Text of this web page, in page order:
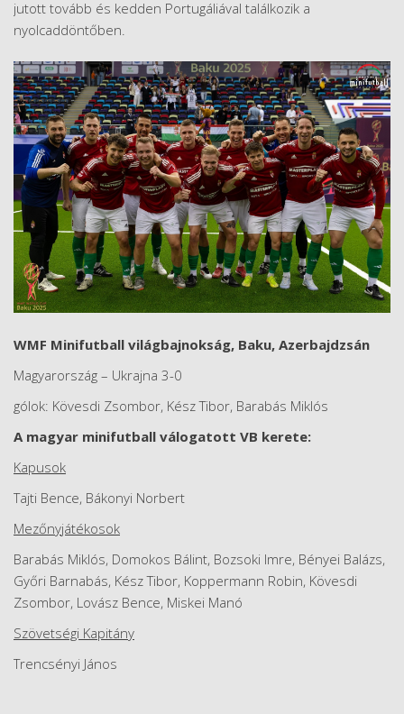
jutott tovább és kedden Portugáliával találkozik a
nyolcaddöntőben.
WMF Minifutball világbajnokság, Baku, Azerbajdzsán
Magyarország – Ukrajna 3-0
gólok: Kövesdi Zsombor, Kész Tibor, Barabás Miklós
A magyar minifutball válogatott VB kerete:
Kapusok
Tajti Bence, Bákonyi Norbert
Mezőnyjátékosok
Barabás Miklós, Domokos Bálint, Bozsoki Imre, Bényei Balázs,
Győri Barnabás, Kész Tibor, Koppermann Robin, Kövesdi
Zsombor, Lovász Bence, Miskei Manó
Szövetségi Kapitány
Trencsényi János